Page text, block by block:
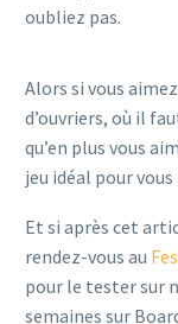
oubliez pas.
Alors si vous
d’ouvriers, où il
qu’en plus vous
jeu idéal pour vous
Et si après cet
rendez-vous au
pour le tester sur
semaines sur